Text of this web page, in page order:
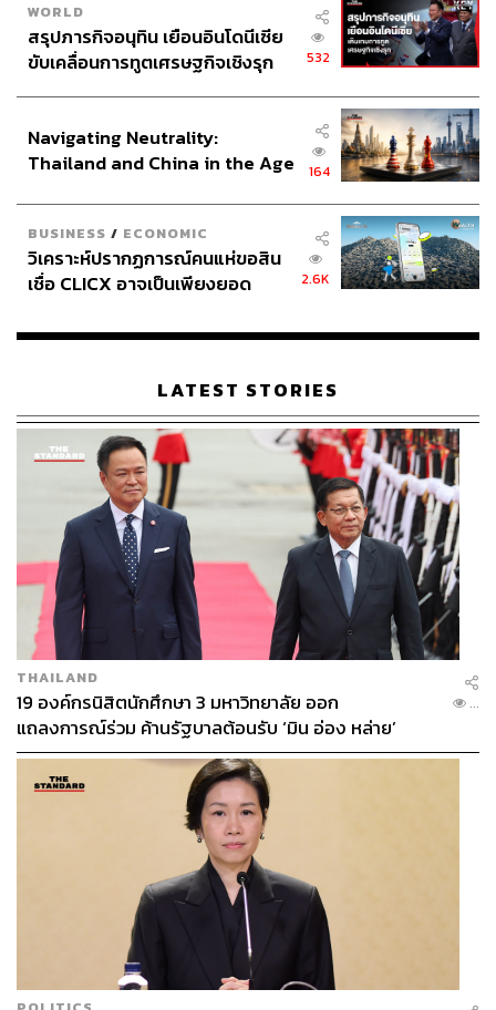
TAGS: ภาพยนตร์
แอน ทองประสม
ตุ๋ย-พฤกษ์ เอมะรุจิ
บัวผันฟันยับ
ยอร์ช-ฤกษ์ชัย พวงเพ็ชร์
1.5K
ABOUT THE AUTHOR
ธนภัทร์ คำลือเกียร
กองบรรณาธิการคัลเจอร์ สำนักข่าว THE
STANDARD
WORLD
สรุปภารกิจอนุทิน เยือนอินโดนีเซีย
ขับเคลื่อนการทูตเศรษฐกิจเชิงรุก
532
Navigating Neutrality:
Thailand and China in the Age
164
BUSINESS / ECONOMIC
วิเคราะห์ปรากฏการณ์คนแห่ขอสิน
เชื่อ CLICX อาจเป็นเพียงยอด
เรือนไทยที่ถูกซุกไว้
2.6K
LATEST STORIES
THAILAND
19 องค์กรนิสิตนักศึกษา 3 มหาวิทยาลัย ออก
แถลงการณ์ร่วม ค้านรัฐบาลต้อนรับ ‘มิน อ่อง หล่าย’
...